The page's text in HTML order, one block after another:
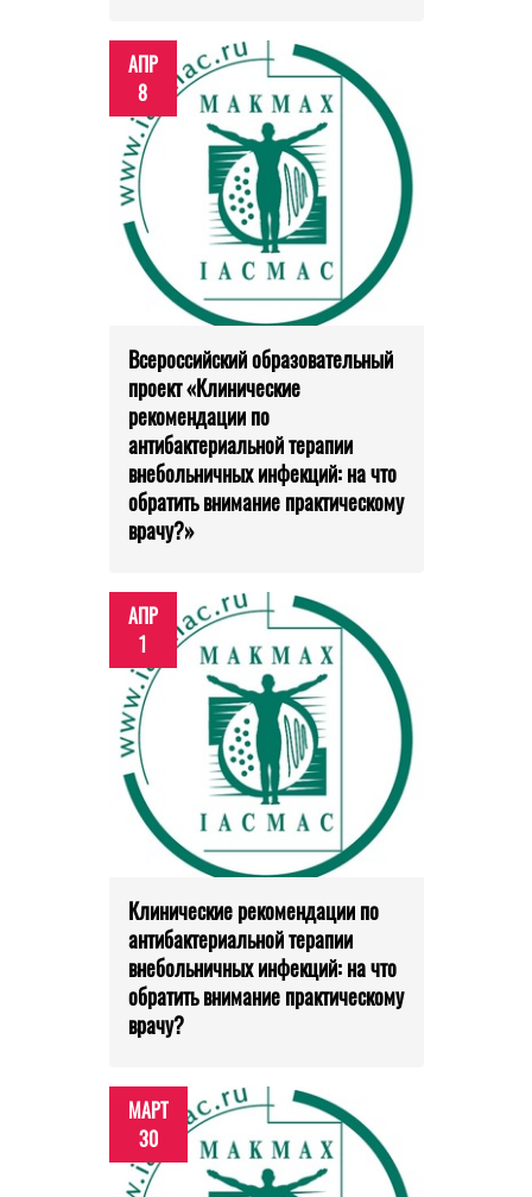
АПР
8
Всероссийский образовательный
проект «Клинические
рекомендации по
антибактериальной терапии
внебольничных инфекций: на что
обратить внимание практическому
врачу?»
АПР
1
Клинические рекомендации по
антибактериальной терапии
внебольничных инфекций: на что
обратить внимание практическому
врачу?
МАРТ
30